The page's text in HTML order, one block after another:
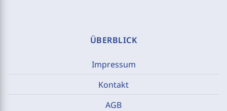
ÜBERBLICK
Impressum
Kontakt
AGB